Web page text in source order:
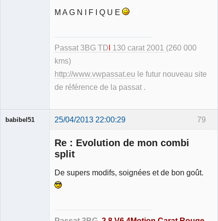
M A G N I F I Q U E
Passat 3BG TD 130 carat 2001 (260 000
kms)
http://www.vwpassat.eu le futur nouveau site
de référence de la passat .
79
babibel51 25/04/2013 22:00:29
Re : Evolution de mon combi
split
De supers modifs, soignées et de bon goût.